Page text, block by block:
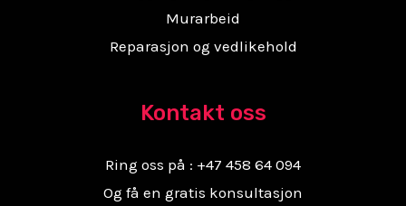
Murarbeid
Reparasjon og vedlikehold
Kontakt oss
Ring oss på : +47 458 64 094
Og få en gratis konsultasjon